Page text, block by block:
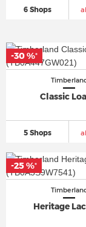
6 Shops
Timberland
Classic
5 Shops
-30 %*
Timberland
Heritage
-25 %*